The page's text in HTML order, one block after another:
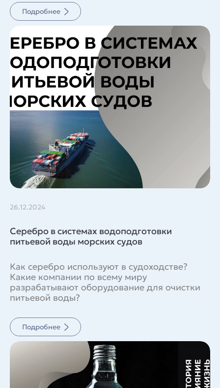
Подробнее
26.12.2024
Серебро в системах водоподготовки
питьевой воды морских судов
Как серебро используют в судоходстве?
Какие компании по всему миру
разрабатывают оборудование для очистки
питьевой воды?
Подробнее